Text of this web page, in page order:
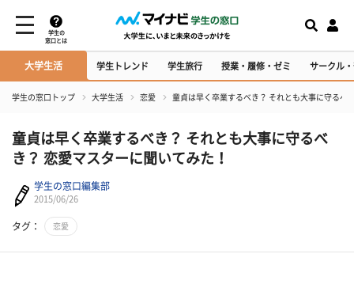
学生の
窓口とは
大学生活 学生トレンド 学生旅行 授業・履修・ゼミ サークル
学生の窓口トップ 大学生活 恋愛 童貞は早く卒業するべき？ それとも大事に守るべ
童貞は早く卒業するべき？ それとも大事に守るべ
き？ 恋愛マスターに聞いてみた！
学生の窓口編集部
2015/06/26
タグ： 恋愛